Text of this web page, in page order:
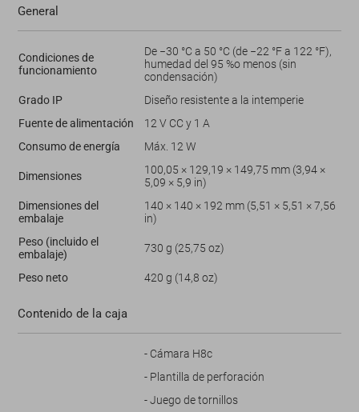
General
Condiciones de
funcionamiento
De −30 °C a 50 °C (de −22 °F a 122 °F),
humedad del 95 %o menos (sin
condensación)
Grado IP
Diseño resistente a la intemperie
Fuente de alimentación
12 V CC y 1 A
Consumo de energía
Máx. 12 W
Dimensiones
100,05 × 129,19 × 149,75 mm (3,94 ×
5,09 × 5,9 in)
Dimensiones del
embalaje
140 × 140 × 192 mm (5,51 × 5,51 × 7,56
in)
Peso (incluido el
embalaje)
730 g (25,75 oz)
Peso neto 420 g (14,8 oz)
Contenido de la caja
- Cámara H8c
- Plantilla de perforación
- Juego de tornillos